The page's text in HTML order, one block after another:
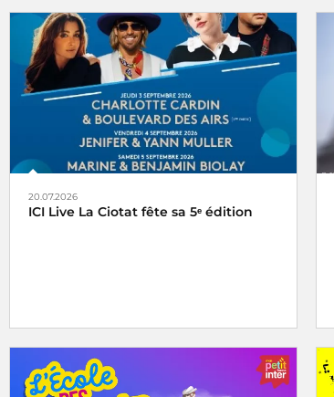
20.07.2026
ICI Live La Ciotat fête sa 5ᵉ édition